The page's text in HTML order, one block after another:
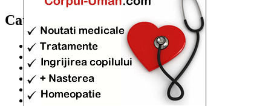
Categorii
Diete si cure de slabire
(706)
Afectiuni si Boli
(401)
Corpul de la A la Z(315)
Medicina Naturista
Anatomie
(295)
Alimentatia(259)